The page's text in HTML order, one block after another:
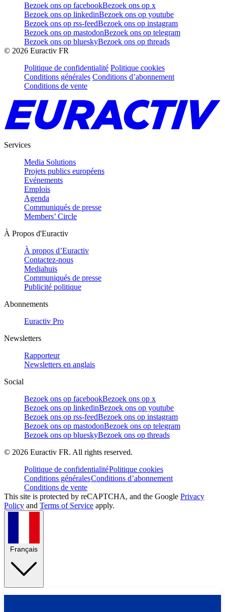
Bezoek ons op facebookBezoek ons op x
Bezoek ons op linkedinBezoek ons op youtube
Bezoek ons op rss-feedBezoek ons op instagram
Bezoek ons op mastodonBezoek ons op telegram
Bezoek ons op blueskyBezoek ons op threads
© 2026 Euractiv FR
Politique de confidentialité Politique cookies
Conditions générales Conditions d’abonnement
Conditions de vente
Services
Media Solutions
Projets publics européens
Evénements
Emplois
Agenda
Communiqués de presse
Members’ Circle
À Propos d'Euractiv
À propos d’Euractiv
Contactez-nous
Mediahuis
Communiqués de presse
Publicité politique
Abonnements
Euractiv Pro
Newsletters
Rapporteur
Newsletters en anglais
Social
Bezoek ons op facebookBezoek ons op x
Bezoek ons op linkedinBezoek ons op youtube
Bezoek ons op rss-feedBezoek ons op instagram
Bezoek ons op mastodonBezoek ons op telegram
Bezoek ons op blueskyBezoek ons op threads
© 2026 Euractiv FR. All rights reserved.
Politique de confidentialitéPolitique cookies
Conditions généralesConditions d’abonnement
Conditions de vente
This site is protected by reCAPTCHA, and the Google Privacy
Policy and Terms of Service apply.
Français